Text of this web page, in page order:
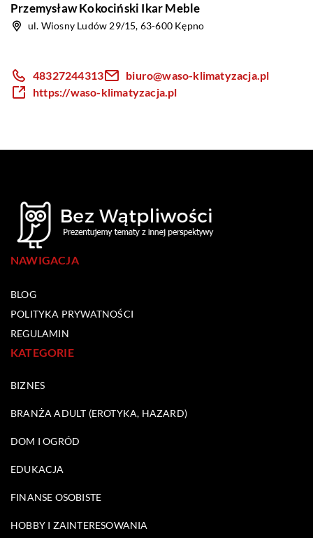
Przemysław Kokociński Ikar Meble
ul. Wiosny Ludów 29/15, 63-600 Kępno
48327244313
biuro@waso-klimatyzacja.pl
https://waso-klimatyzacja.pl
NAWIGACJA
BLOG
POLITYKA PRYWATNOŚCI
REGULAMIN
KATEGORIE
BIZNES
BRANŻA ADULT (EROTYKA, HAZARD)
DOM I OGRÓD
EDUKACJA
FINANSE OSOBISTE
HOBBY I ZAINTERESOWANIA